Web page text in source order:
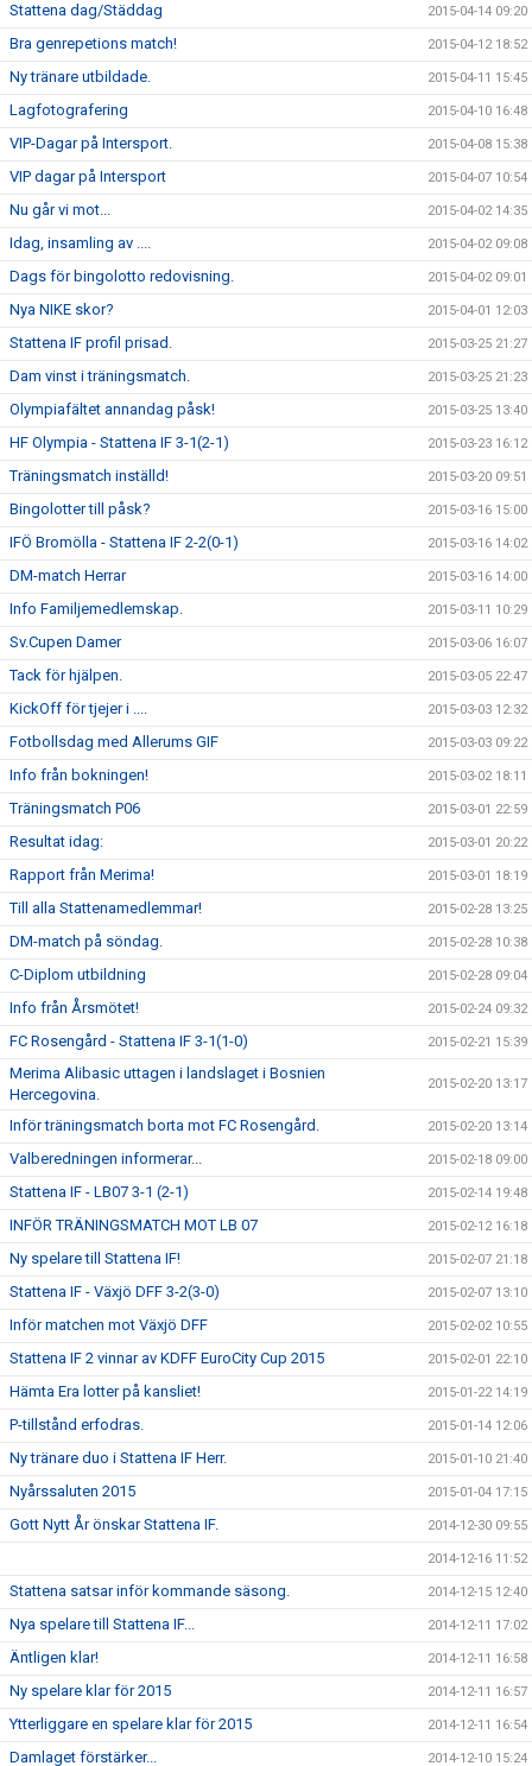
Stattena dag/Städdag 2015-04-14 09:20
Bra genrepetions match! 2015-04-12 18:52
Ny tränare utbildade. 2015-04-11 15:45
Lagfotografering 2015-04-10 16:48
VIP-Dagar på Intersport. 2015-04-08 15:38
VIP dagar på Intersport 2015-04-07 10:54
Nu går vi mot... 2015-04-02 14:35
Idag, insamling av .... 2015-04-02 09:08
Dags för bingolotto redovisning. 2015-04-02 09:01
Nya NIKE skor? 2015-04-01 12:03
Stattena IF profil prisad. 2015-03-25 21:27
Dam vinst i träningsmatch. 2015-03-25 21:23
Olympiafältet annandag påsk! 2015-03-25 13:40
HF Olympia - Stattena IF 3-1(2-1) 2015-03-23 16:12
Träningsmatch inställd! 2015-03-20 09:51
Bingolotter till påsk? 2015-03-16 15:00
IFÖ Bromölla - Stattena IF 2-2(0-1) 2015-03-16 14:02
DM-match Herrar 2015-03-16 14:00
Info Familjemedlemskap. 2015-03-11 10:29
Sv.Cupen Damer 2015-03-06 16:07
Tack för hjälpen. 2015-03-05 22:47
KickOff för tjejer i .... 2015-03-03 12:32
Fotbollsdag med Allerums GIF 2015-03-03 09:22
Info från bokningen! 2015-03-02 18:11
Träningsmatch P06 2015-03-01 22:59
Resultat idag: 2015-03-01 20:22
Rapport från Merima! 2015-03-01 18:19
Till alla Stattenamedlemmar! 2015-02-28 13:25
DM-match på söndag. 2015-02-28 10:38
C-Diplom utbildning 2015-02-28 09:04
Info från Årsmötet! 2015-02-24 09:32
FC Rosengård - Stattena IF 3-1(1-0) 2015-02-21 15:39
Merima Alibasic uttagen i landslaget i Bosnien
Hercegovina.
2015-02-20 13:17
Inför träningsmatch borta mot FC Rosengård. 2015-02-20 13:14
Valberedningen informerar... 2015-02-18 09:00
Stattena IF - LB07 3-1 (2-1) 2015-02-14 19:48
INFÖR TRÄNINGSMATCH MOT LB 07 2015-02-12 16:18
Ny spelare till Stattena IF! 2015-02-07 21:18
Stattena IF - Växjö DFF 3-2(3-0) 2015-02-07 13:10
Inför matchen mot Växjö DFF 2015-02-02 10:55
Stattena IF 2 vinnar av KDFF EuroCity Cup 2015 2015-02-01 22:10
Hämta Era lotter på kansliet! 2015-01-22 14:19
P-tillstånd erfodras. 2015-01-14 12:06
Ny tränare duo i Stattena IF Herr. 2015-01-10 21:40
Nyårssaluten 2015 2015-01-04 17:15
Gott Nytt År önskar Stattena IF. 2014-12-30 09:55
2014-12-16 11:52
Stattena satsar inför kommande säsong. 2014-12-15 12:40
Nya spelare till Stattena IF... 2014-12-11 17:02
Äntligen klar! 2014-12-11 16:58
Ny spelare klar för 2015 2014-12-11 16:57
Ytterliggare en spelare klar för 2015 2014-12-11 16:54
Damlaget förstärker... 2014-12-10 15:24